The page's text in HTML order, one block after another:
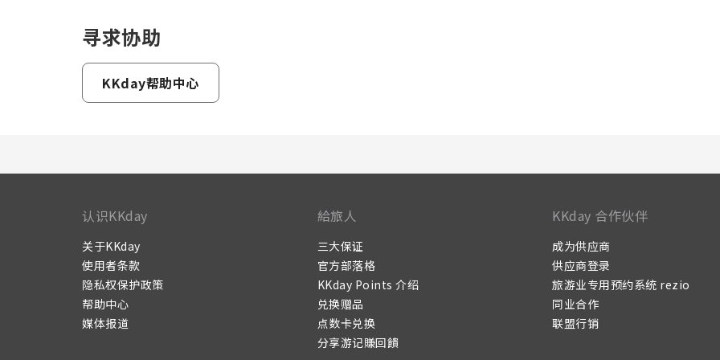
寻求协助
KKday帮助中心
认识KKday
关于KKday
使用者条款
隐私权保护政策
帮助中心
媒体报道
給旅人
三大保证
官方部落格
KKday Points 介绍
兑换赠品
点数卡兑换
分享游记賺回饋
KKday 合作伙伴
成为供应商
供应商登录
旅游业专用预约系统 rezio
同业合作
联盟行销